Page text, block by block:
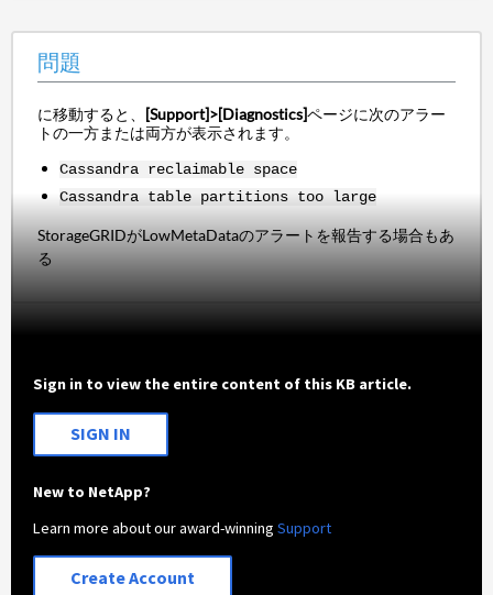
問題
に移動すると、 [Support]>[Diagnostics]ページに次のアラー
トの一方または両方が表示されます。
Cassandra reclaimable space
Cassandra table partitions too large
StorageGRIDがLowMetaDataのアラートを報告する場合もあ
る
Sign in to view the entire content of this KB article.
SIGN IN
New to NetApp?
Learn more about our award-winningSupport
Create Account